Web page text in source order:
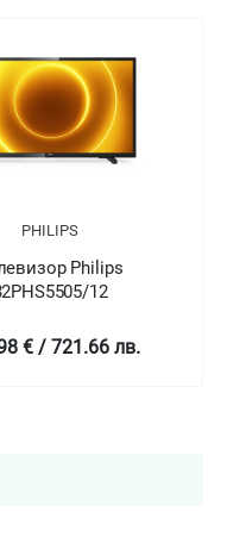
PHILIPS
Philips
12
€ / 721.66 лв.